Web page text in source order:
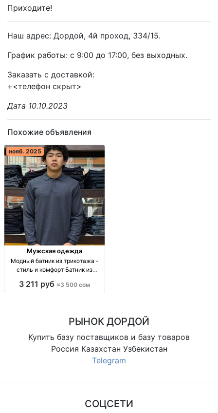
Приходите!
Наш адрес: Дордой, 4й проход, 334/15.
График работы: с 9:00 до 17:00, без выходных.
Заказать с доставкой:
+<телефон скрыт>
Дата 10.10.2023
Похожие объявления
нояб. 2025
Мужская одежда
Модный батник из трикотажа -
стиль и комфорт Батник из
стиль и комфорт, цена 3500с
3 211 руб ≈3 500 сом
РЫНОК ДОРДОЙ
Купить базу поставщиков и базу товаров
Россия Казахстан Узбекистан
Telegram
СОЦСЕТИ